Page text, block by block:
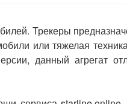
Трекеры
или тяжелая
данный агрегат